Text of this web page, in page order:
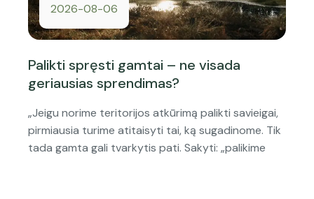
2026-08-06
Palikti spręsti gamtai – ne visada
geriausias sprendimas?
„Jeigu norime teritorijos atkūrimą palikti savieigai,
pirmiausia turime atitaisyti tai, ką sugadinome. Tik
tada gamta gali tvarkytis pati. Sakyti: „palikime